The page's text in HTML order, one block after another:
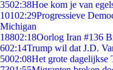
3502:38Hoe kom je van
10102:29Progressieve
Michigan
18802:18Oorlog Iran #136
602:14Trump wil dat J.D.
5002:08Het grote dagelijkse